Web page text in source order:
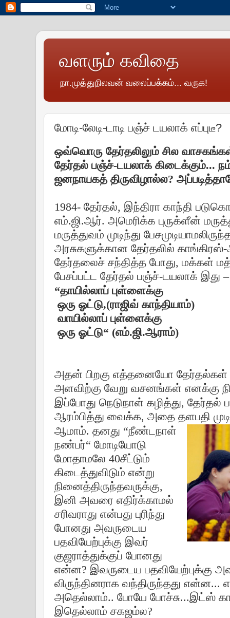
வளரும் கவிதை
நா.முத்துநிலவன் வலைப்பக்கம்... வருக!
மோடி-லேடி-டாடி பஞ்ச் டயலாக் எப்புடீ?
ஒவ்வொரு தேர்தலிலும் சில
தேர்தல் பஞ்ச்-டயலாக் கிடைக்கும்...
ஜனநாயகத் திருவிழால்ல?
1984- தேர்தல், இந்திரா காந்தி
எம்.ஜி.ஆர். அமெரிக்க புருக்ளீன்
மருத்துவம் முடிந்து
அரசுகளுக்கான தேர்தலில்
தேர்தலைச் சந்தித்த போது, மக்கள்
பேசப்பட்ட தேர்தல் பஞ்ச்-டயலாக் இது–
“தாயில்லாப் புள்ளைக்கு
ஒரு ஓட்டு,(ராஜிவ் காந்தியாம்)
வாயில்லாப் புள்ளைக்கு
ஒரு ஓட்டு“ (எம்.ஜி.ஆராம்)
அதன் பிறகு எத்தனையோ தேர்தல்கள்
அளவிற்கு வேறு வசனங்கள் எனக்கு
இப்போது நெடுநாள் கழித்து,
ஆரம்பித்து வைக்க, அதை தளபதி
ஆமாம். தனது “நீண்டநாள்
நண்பர்“ மோடியோடு
மோதாமலே 40சீட்டும்
கிடைத்துவிடும் என்று
நினைத்திருந்தவருக்கு,
இனி அவரை எதிர்க்காமல்
சரிவராது என்பது புரிந்து
போனது அவருடைய
பதவியேற்புக்கு இவர்
குஜராத்துக்குப் போனது
என்ன? இவருடைய பதவியேற்புக்கு
விருந்தினராக வந்திருந்தது
அதெல்லாம்.. போயே போச்சு...இட்ஸ்
இதெல்லாம் சகஜம்ல?